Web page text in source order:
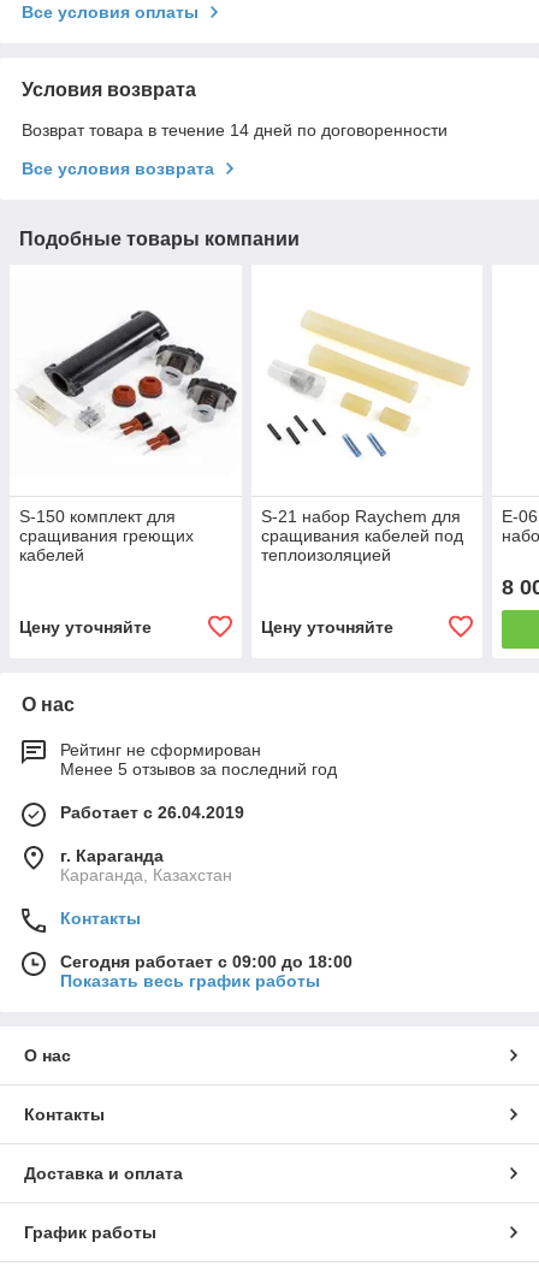
Все условия оплаты
Условия возврата
Возврат товара в течение 14 дней по договоренности
Все условия возврата
Подобные товары компании
S-150 комплект для
сращивания греющих
кабелей
Цену уточняйте
S-21 набор Raychem для
сращивания кабелей под
теплоизоляцией
Цену уточняйте
E-
8
О нас
Рейтинг не сформирован
Менее 5 отзывов за последний год
Работает с 26.04.2019
г. Караганда
Караганда, Казахстан
Контакты
Сегодня работает с 09:00 до 18:00
Показать весь график работы
О нас
Контакты
Доставка и оплата
График работы